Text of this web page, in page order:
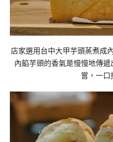
店家選用台中大甲芋頭蒸煮成
內餡芋頭的香氣是慢慢地傳
嘗，一口